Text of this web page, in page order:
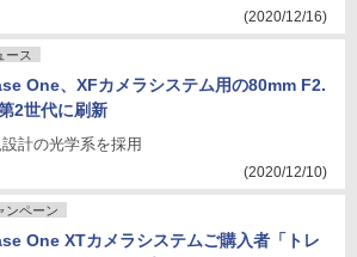
(2020/12/16)
ース
One、XFカメラシステム用の80mm F2.
2世代に刷新
計の光学系を採用
(2020/12/10)
ンペーン
One XTカメラシステムご購入者「トレ